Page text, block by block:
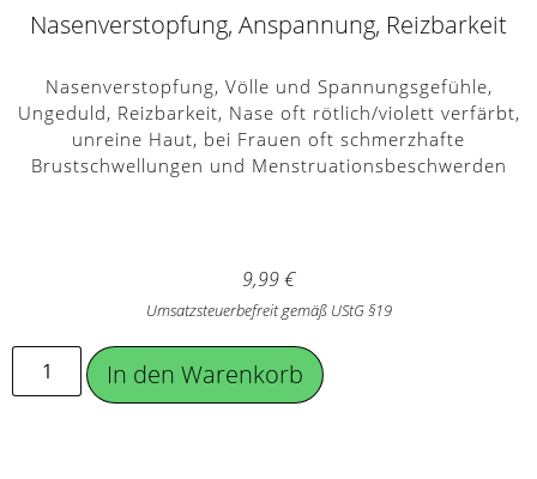
Nasenverstopfung, Anspannung, Reizbarkeit
Nasenverstopfung, Völle und Spannungsgefühle,
Ungeduld, Reizbarkeit, Nase oft rötlich/violett verfärbt,
unreine Haut, bei Frauen oft schmerzhafte
Brustschwellungen und Menstruationsbeschwerden
9,99€
Umsatzsteuerbefreit gemäß UStG §19
In den Warenkorb